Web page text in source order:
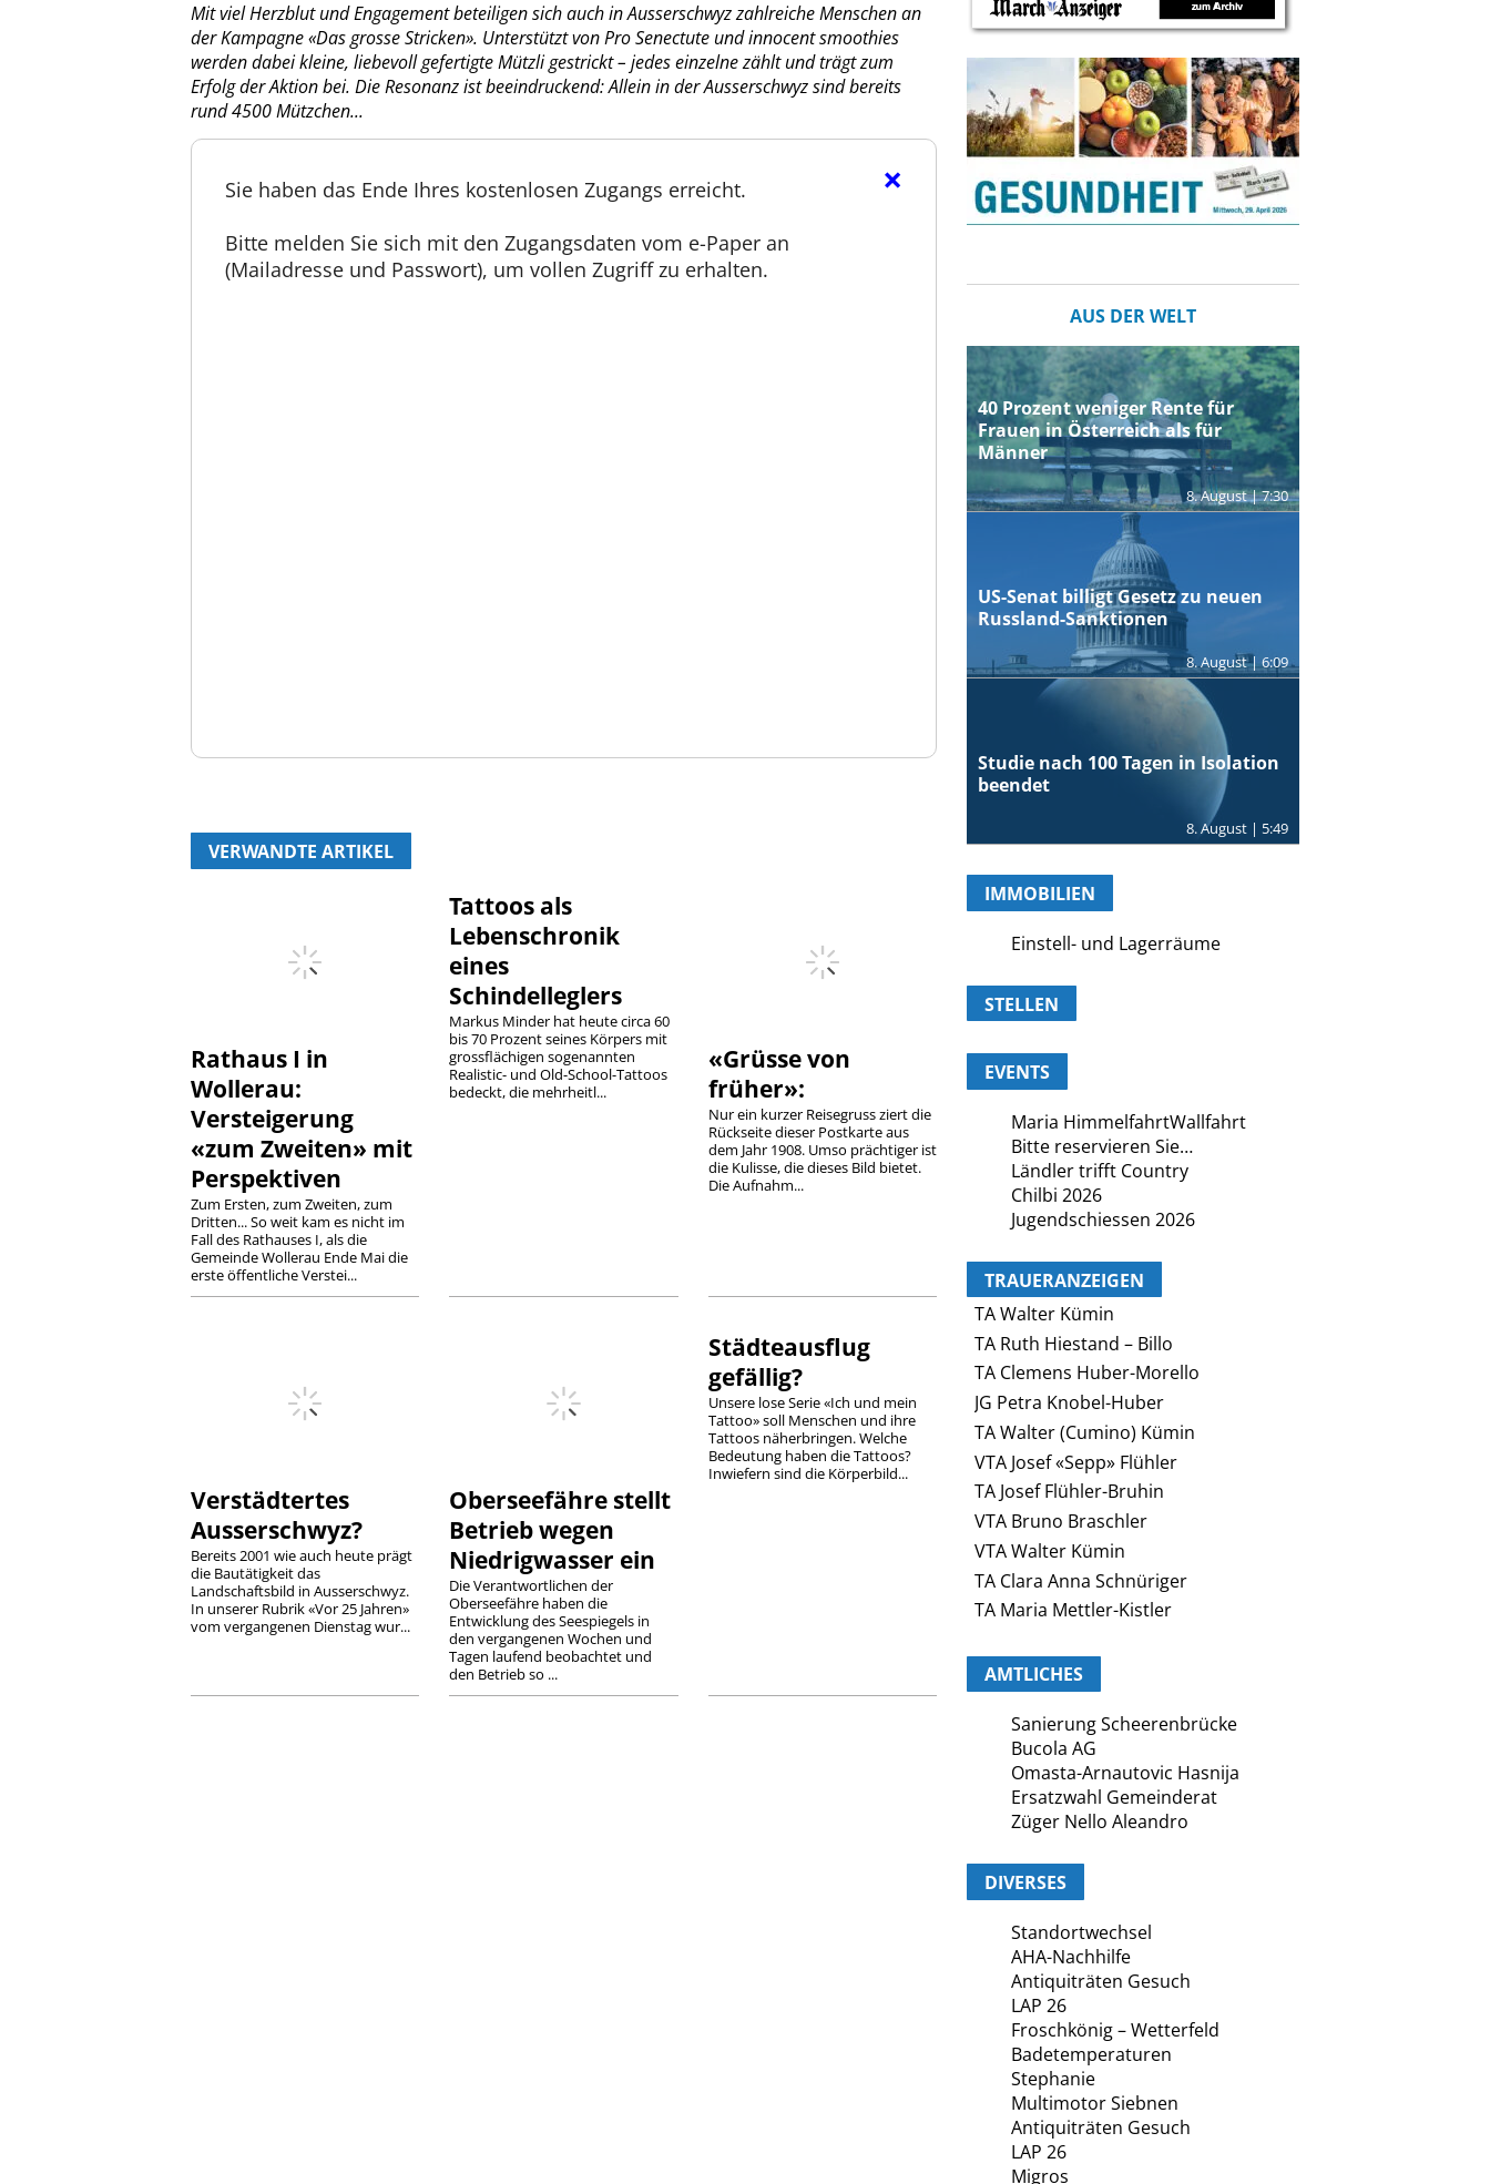
Mit viel Herzblut und Engagement beteiligen sich auch in Ausserschwyz zahlreiche Menschen an
der Kampagne «Das grosse Stricken». Unterstützt von Pro Senectute und innocent smoothies
werden dabei kleine, liebevoll gefertigte Mützli gestrickt – jedes einzelne zählt und trägt zum
Erfolg der Aktion bei. Die Resonanz ist beeindruckend: Allein in der Ausserschwyz sind bereits
rund 4500 Mützchen...
×
Sie haben das Ende Ihres kostenlosen Zugangs erreicht.
Bitte melden Sie sich mit den Zugangsdaten vom e-Paper an
(Mailadresse und Passwort), um vollen Zugriff zu erhalten.
VERWANDTE ARTIKEL
Rathaus I in
Wollerau:
Versteigerung
«zum Zweiten» mit
Perspektiven
Zum Ersten, zum Zweiten, zum
Dritten... So weit kam es nicht im
Fall des Rathauses I, als die
Gemeinde Wollerau Ende Mai die
erste öffentliche Verstei...
Tattoos als
Lebenschronik
eines
Schindelleglers
Markus Minder hat heute circa 60
bis 70 Prozent seines Körpers mit
grossflächigen sogenannten
Realistic- und Old-School-Tattoos
bedeckt, die mehrheitl...
«Grüsse von
früher»:
Nur ein kurzer Reisegruss ziert die
Rückseite dieser Postkarte aus
dem Jahr 1908. Umso prächtiger ist
die Kulisse, die dieses Bild bietet.
Die Aufnahm...
Verstädtertes
Ausserschwyz?
Bereits 2001 wie auch heute prägt
die Bautätigkeit das
Landschaftsbild in Ausserschwyz.
In unserer Rubrik «Vor 25 Jahren»
vom vergangenen Dienstag wur...
Oberseefähre stellt
Betrieb wegen
Niedrigwasser ein
Die Verantwortlichen der
Oberseefähre haben die
Entwicklung des Seespiegels in
den vergangenen Wochen und
Tagen laufend beobachtet und
den Betrieb so ...
Städteausflug
gefällig?
Unsere lose Serie «Ich und mein
Tattoo» soll Menschen und ihre
Tattoos näherbringen. Welche
Bedeutung haben die Tattoos?
Inwiefern sind die Körperbild...
AUS DER WELT
40 Prozent weniger Rente für
Frauen in Österreich als für
Männer
8. August | 7:30
US-Senat billigt Gesetz zu neuen
Russland-Sanktionen
8. August | 6:09
Studie nach 100 Tagen in Isolation
beendet
8. August | 5:49
IMMOBILIEN
Einstell- und Lagerräume
STELLEN
EVENTS
Maria HimmelfahrtWallfahrt
Bitte reservieren Sie…
Ländler trifft Country
Chilbi 2026
Jugendschiessen 2026
TRAUERANZEIGEN
TA Walter Kümin
TA Ruth Hiestand – Billo
TA Clemens Huber-Morello
JG Petra Knobel-Huber
TA Walter (Cumino) Kümin
VTA Josef «Sepp» Flühler
TA Josef Flühler-Bruhin
VTA Bruno Braschler
VTA Walter Kümin
TA Clara Anna Schnüriger
TA Maria Mettler-Kistler
AMTLICHES
Sanierung Scheerenbrücke
Bucola AG
Omasta-Arnautovic Hasnija
Ersatzwahl Gemeinderat
Züger Nello Aleandro
DIVERSES
Standortwechsel
AHA-Nachhilfe
Antiquiträten Gesuch
LAP 26
Froschkönig – Wetterfeld
Badetemperaturen
Stephanie
Multimotor Siebnen
Antiquiträten Gesuch
LAP 26
Migros